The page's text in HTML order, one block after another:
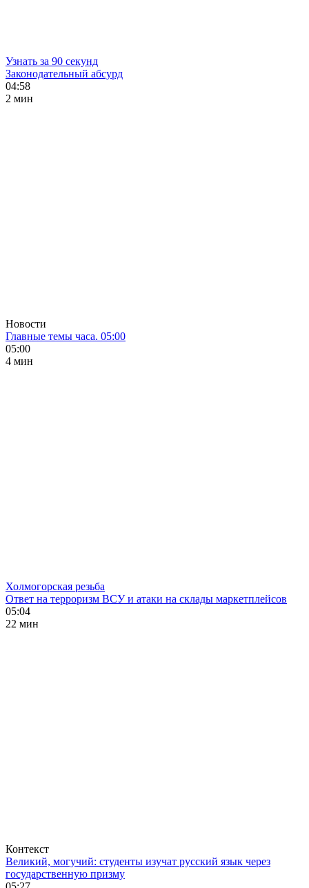
Узнать за 90 секунд
Законодательный абсурд
04:58
2 мин
Новости
Главные темы часа. 05:00
05:00
4 мин
Холмогорская резьба
Ответ на терроризм ВСУ и атаки на склады маркетплейсов
05:04
22 мин
Контекст
Великий, могучий: студенты изучат русский язык через
государственную призму